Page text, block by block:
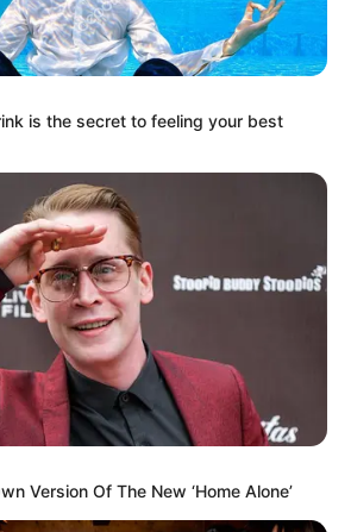
instagram/stayc_highup)
is the secret to feeling your best
Version Of The New ‘Home Alone’